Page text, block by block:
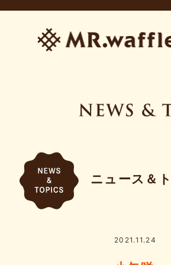
ニュース＆
2021.11.24